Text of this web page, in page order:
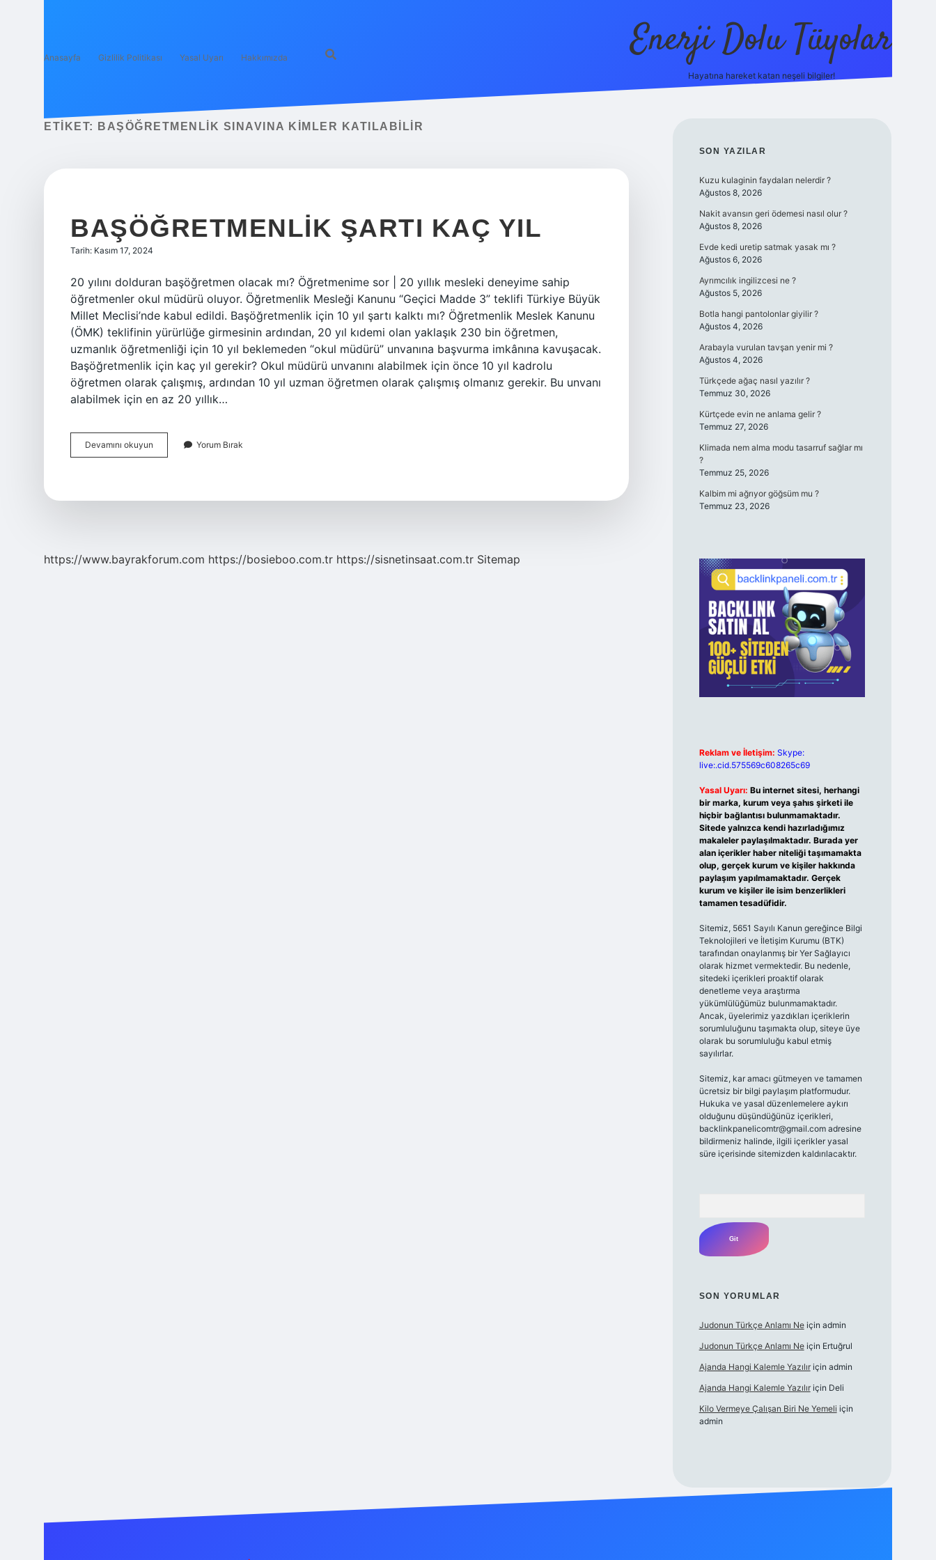
Anasayfa Gizlilik Politikası Yasal Uyarı Hakkımızda Enerji Dolu Tüyolar
Hayatına hareket katan neşeli bilgiler!
ETIKET: BAŞÖĞRETMENLIK SINAVINA KIMLER KATILABILIR
BAŞÖĞRETMENLIK ŞARTI KAÇ YIL
Tarih: Kasım 17, 2024
20 yılını dolduran başöğretmen olacak mı? Öğretmenime sor | 20 yıllık mesleki deneyime sahip
öğretmenler okul müdürü oluyor. Öğretmenlik Mesleği Kanunu “Geçici Madde 3” teklifi Türkiye Büyük
Millet Meclisi’nde kabul edildi. Başöğretmenlik için 10 yıl şartı kalktı mı? Öğretmenlik Meslek Kanunu
(ÖMK) teklifinin yürürlüğe girmesinin ardından, 20 yıl kıdemi olan yaklaşık 230 bin öğretmen,
uzmanlık öğretmenliği için 10 yıl beklemeden “okul müdürü” unvanına başvurma imkânına kavuşacak.
Başöğretmenlik için kaç yıl gerekir? Okul müdürü unvanını alabilmek için önce 10 yıl kadrolu
öğretmen olarak çalışmış, ardından 10 yıl uzman öğretmen olarak çalışmış olmanız gerekir. Bu unvanı
alabilmek için en az 20 yıllık…
Devamını okuyun Başöğretmenlik
Şartı
Yorum Bırak
https://www.bayrakforum.com https://bosieboo.com.tr https://sisnetinsaat.com.tr Sitemap
SIDEBAR
SON YAZILAR
Kuzu kulaginin faydaları nelerdir ?
Ağustos 8, 2026
Nakit avansın geri ödemesi nasıl olur ?
Ağustos 8, 2026
Evde kedi uretip satmak yasak mı ?
Ağustos 6, 2026
Ayrımcılık ingilizcesi ne ?
Ağustos 5, 2026
Botla hangi pantolonlar giyilir ?
Ağustos 4, 2026
Arabayla vurulan tavşan yenir mi ?
Ağustos 4, 2026
Türkçede ağaç nasıl yazılır ?
Temmuz 30, 2026
Kürtçede evin ne anlama gelir ?
Temmuz 27, 2026
Klimada nem alma modu tasarruf sağlar mı
?
Temmuz 25, 2026
Kalbim mi ağrıyor göğsüm mu ?
Temmuz 23, 2026
Reklam ve İletişim: Skype:
live:.cid.575569c608265c69
Yasal Uyarı: Bu internet sitesi, herhangi
bir marka, kurum veya şahıs şirketi ile
hiçbir bağlantısı bulunmamaktadır.
Sitede yalnızca kendi hazırladığımız
makaleler paylaşılmaktadır. Burada yer
alan içerikler haber niteliği taşımamakta
olup, gerçek kurum ve kişiler hakkında
paylaşım yapılmamaktadır. Gerçek
kurum ve kişiler ile isim benzerlikleri
tamamen tesadüfidir.
Sitemiz, 5651 Sayılı Kanun gereğince Bilgi
Teknolojileri ve İletişim Kurumu (BTK)
tarafından onaylanmış bir Yer Sağlayıcı
olarak hizmet vermektedir. Bu nedenle,
sitedeki içerikleri proaktif olarak
denetleme veya araştırma
yükümlülüğümüz bulunmamaktadır.
Ancak, üyelerimiz yazdıkları içeriklerin
sorumluluğunu taşımakta olup, siteye üye
olarak bu sorumluluğu kabul etmiş
sayılırlar.
Sitemiz, kar amacı gütmeyen ve tamamen
ücretsiz bir bilgi paylaşım platformudur.
Hukuka ve yasal düzenlemelere aykırı
olduğunu düşündüğünüz içerikleri,
backlinkpanelicomtr@gmail.comadresine
bildirmeniz halinde, ilgili içerikler yasal
süre içerisinde sitemizden kaldırılacaktır.
SON YORUMLAR
Judonun Türkçe Anlamı Neiçin admin
Judonun Türkçe Anlamı Neiçin Ertuğrul
Ajanda Hangi Kalemle Yazılıriçin admin
Ajanda Hangi Kalemle Yazılıriçin Deli
Kilo Vermeye Çalışan Biri Ne Yemeli için
admin